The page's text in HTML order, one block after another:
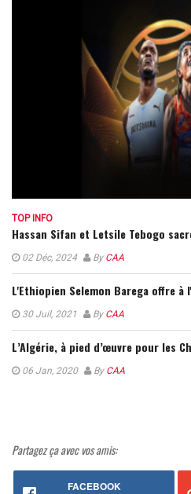
TOP INFO
Hassan Sifan et Letsile Tebogo
02 Déc, 2024 By CAA
L'Ethiopien Selemon Barega offre à
30 Juil, 2021 By CAA
L’Algérie, à pied d’œuvre pour les
06 Jan, 2020 By CAA
Partagez ça avec vos amis:
FACEBOOK